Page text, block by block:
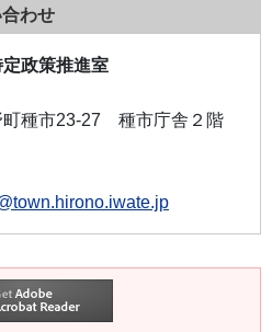
わせ
政策推進室
町種市23-27 種市庁舎２階